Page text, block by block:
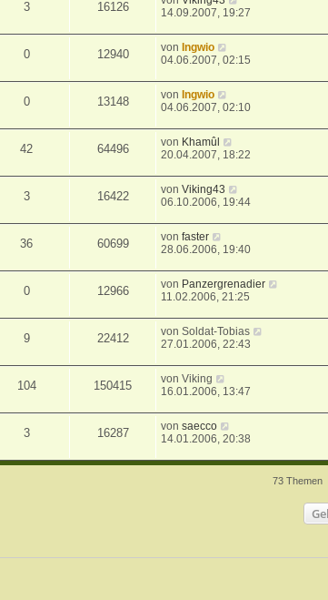
3 16126
14.09.2007, 19:27
0 12940 vonIngwio
04.06.2007, 02:15
0 13148 vonIngwio
04.06.2007, 02:10
42 64496 von Khamûl
20.04.2007, 18:22
3 16422 vonViking43
06.10.2006, 19:44
36 60699 vonfaster
28.06.2006, 19:40
0 12966 von Panzergrenadier
11.02.2006, 21:25
9 22412 vonSoldat-Tobias
27.01.2006, 22:43
104 150415 vonViking
16.01.2006, 13:47
3 16287 vonsaecco
14.01.2006, 20:38
73 Themen